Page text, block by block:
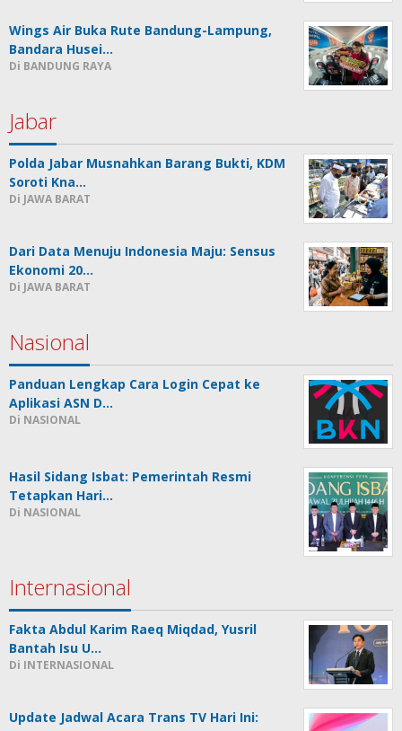
Wings Air Buka Rute Bandung-Lampung,
Bandara Husei…
Di BANDUNG RAYA
Jabar
Polda Jabar Musnahkan Barang Bukti, KDM
Soroti Kna…
Di JAWA BARAT
Dari Data Menuju Indonesia Maju: Sensus
Ekonomi 20…
Di JAWA BARAT
Nasional
Panduan Lengkap Cara Login Cepat ke
Aplikasi ASN D…
Di NASIONAL
Hasil Sidang Isbat: Pemerintah Resmi
Tetapkan Hari…
Di NASIONAL
Internasional
Fakta Abdul Karim Raeq Miqdad, Yusril
Bantah Isu U…
Di INTERNASIONAL
Update Jadwal Acara Trans TV Hari Ini: